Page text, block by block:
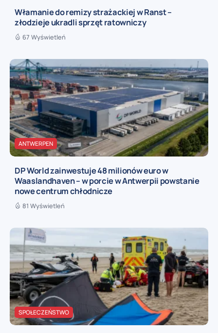
Włamanie do remizy strażackiej w Ranst –
złodzieje ukradli sprzęt ratowniczy
67 Wyświetleń
ANTWERPEN
DP World zainwestuje 48 milionów euro w
Waaslandhaven – w porcie w Antwerpii powstanie
nowe centrum chłodnicze
81 Wyświetleń
SPOŁECZEŃSTWO